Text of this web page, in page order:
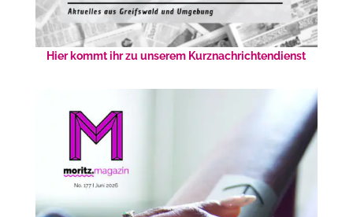
Hier kommt ihr zu unserem Kurznachrichtendienst